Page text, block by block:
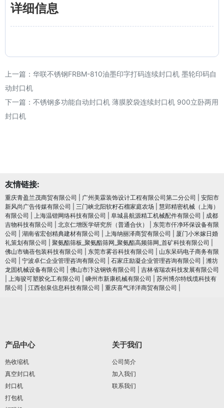
详细信息
上一篇： 华联不锈钢FRBM-810油墨印字打码连续封口机 墨轮印码自
动封口机
下一篇： 不锈钢多功能自动封口机 薄膜胶袋连续封口机 900立卧两用
封口机
友情链接:
重庆青盈兰茂商贸有限公司 广州美霖装饰设计工程有限公司第二分公司
安阳市
新风尚广告传媒有限公司
三门峡北阳软籽石榴家庭农场
慧郢精密机械（上海）
有限公司
上海温锴网络科技有限公司 阜城县航源精工机械配件有限公司
成都
吉物科技有限公司
北京仁增医学研究所（普通合伙）
东莞市仟净环保设备有限
公司
湖南省宏创精典建材有限公司 上海纳丽泽商贸有限公司
厦门小米嫁日婚
礼策划有限公司
聚氨酯筛板_聚氨酯筛网_聚氨酯高频筛网_首矿科技有限公司
佛山市镝蓓包装科技有限公司
东莞市雾谷科技有限公司
山东呆码电子商务有限
公司
宁波卓仁企业管理咨询有限公司 石家庄励凝企业管理咨询有限公司
潍坊
龙固机械设备有限公司
佛山市汴达钢铁有限公司
吉林省瑞农科技发展有限公司
上海骏可塑胶化工有限公司 嵊州市新康机械有限公司
苏州博尔特线缆科技有
限公司
江西创泉信息科技有限公司 重庆喜气洋洋商贸有限公司
产品中心
热收缩机
真空封口机
封口机
打包机
关于我们
公司简介
加入我们
联系我们